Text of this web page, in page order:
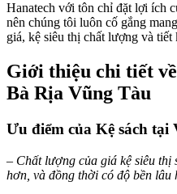
Hanatech với tôn chỉ đặt lợi ích
nên chúng tôi luôn cố gắng
giá, kệ siêu thị chất lượng và tiết
Giới thiệu chi tiết
Bà Rịa Vũng Tàu
Ưu điểm của Kệ sách tại
– Chất lượng của giá kệ siêu
hơn, và đồng thời có độ bền lâu